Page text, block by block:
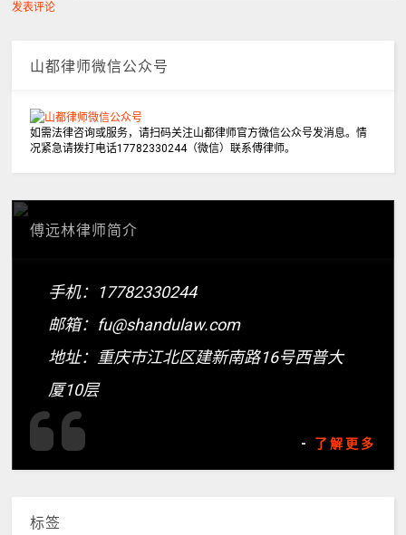
发表评论
山都律师微信公众号
如需法律咨询或服务，请扫码关注山都律师官方微信公众号发消息。情
况紧急请拨打电话17782330244（微信）联系傅律师。
傅远林律师简介
手机：17782330244
邮箱：fu@shandulaw.com
地址：重庆市江北区建新南路16号西普大
厦10层
- 了解更多
标签